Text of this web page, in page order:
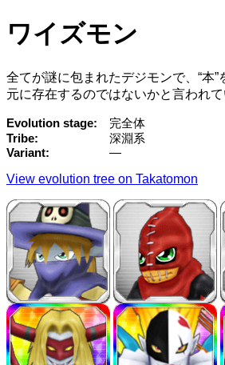
ワイズモン
全てが謎に包まれたデジモンで、“本
元に存在するのではないかと言われて
Evolution stage
完全体
Tribe
深淵系
Variant
—
View evolution tree on Takatomon